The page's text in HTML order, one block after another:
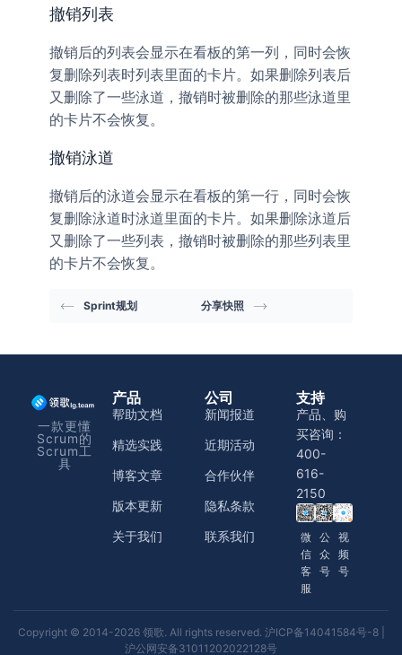
撤销列表
撤销后的列表会显示在看板的第一列，同时会恢
复删除列表时列表里面的卡片。如果删除列表后
又删除了一些泳道，撤销时被删除的那些泳道里
的卡片不会恢复。
撤销泳道
撤销后的泳道会显示在看板的第一行，同时会恢
复删除泳道时泳道里面的卡片。如果删除泳道后
又删除了一些列表，撤销时被删除的那些列表里
的卡片不会恢复。
Sprint规划 分享快照
一款更懂
Scrum的
Scrum工
具
产品
帮助文档
精选实践
博客文章
版本更新
关于我们
公司
新闻报道
近期活动
合作伙伴
隐私条款
联系我们
支持
产品、购
买咨询：
400-
616-
2150
微
信
客
服
公
众
号
视
频
号
Copyright © 2014-2026 领歌. All rights reserved. 沪ICP备14041584号-8|
沪公网安备31011202022128号